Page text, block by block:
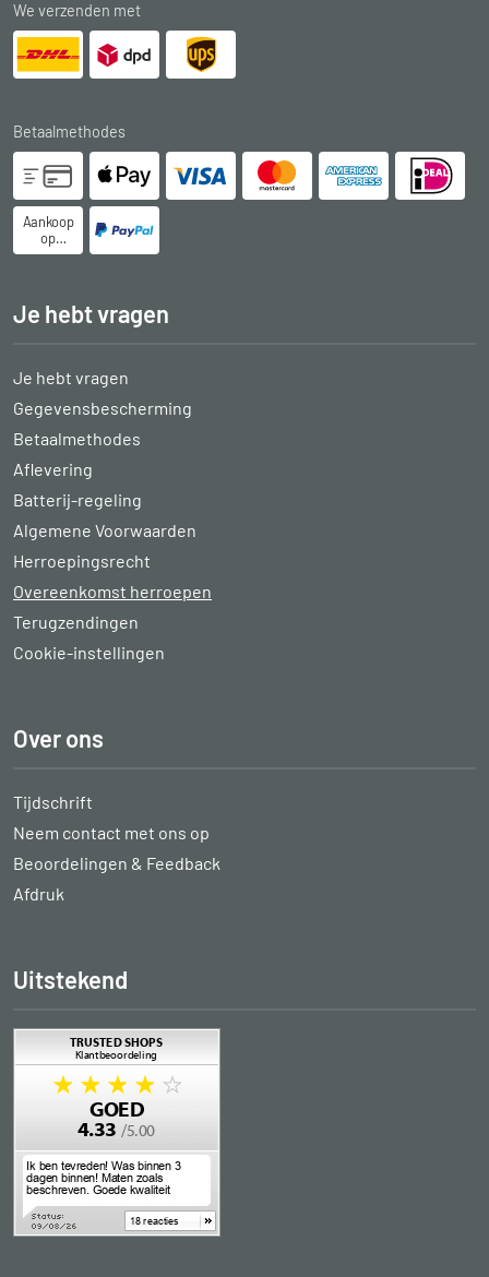
We verzenden met
Betaalmethodes
Aankoop
op
rekening
Je hebt vragen
Je hebt vragen
Gegevensbescherming
Betaalmethodes
Aflevering
Batterij-regeling
Algemene Voorwaarden
Herroepingsrecht
Overeenkomst herroepen
Terugzendingen
Cookie-instellingen
Over ons
Tijdschrift
Neem contact met ons op
Beoordelingen & Feedback
Afdruk
Uitstekend